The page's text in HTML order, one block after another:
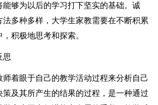
能够为以后的学习打下坚实的基础。诚
法多种多样，大学生家教需要在不断积累
积极地思考和探索。
眼于自己的教学活动过程来分析自己
策及其所产生的结果的过程，是一种通过